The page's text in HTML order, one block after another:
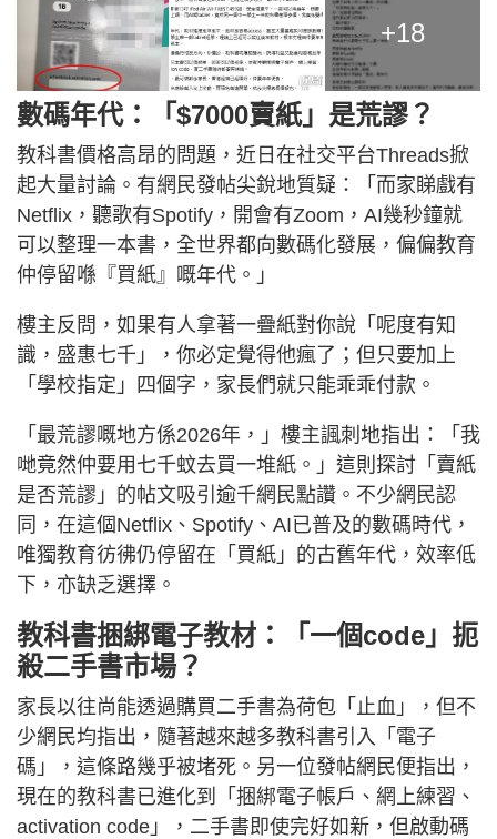
+18
數碼年代：「$7000賣紙」是荒謬？
教科書價格高昂的問題，近日在社交平台Threads掀
起大量討論。有網民發帖尖銳地質疑：「而家睇戲有
Netflix，聽歌有Spotify，開會有Zoom，AI幾秒鐘就
可以整理一本書，全世界都向數碼化發展，偏偏教育
仲停留喺『買紙』嘅年代。」
樓主反問，如果有人拿著一疊紙對你說「呢度有知
識，盛惠七千」，你必定覺得他瘋了；但只要加上
「學校指定」四個字，家長們就只能乖乖付款。
「最荒謬嘅地方係2026年，」樓主諷刺地指出：「我
哋竟然仲要用七千蚊去買一堆紙。」這則探討「賣紙
是否荒謬」的帖文吸引逾千網民點讚。不少網民認
同，在這個Netflix、Spotify、AI已普及的數碼時代，
唯獨教育彷彿仍停留在「買紙」的古舊年代，效率低
下，亦缺乏選擇。
教科書捆綁電子教材：「一個code」扼
殺二手書市場？
家長以往尚能透過購買二手書為荷包「止血」，但不
少網民均指出，隨著越來越多教科書引入「電子
碼」，這條路幾乎被堵死。另一位發帖網民便指出，
現在的教科書已進化到「捆綁電子帳戶、網上練習、
activation code」，二手書即使完好如新，但啟動碼